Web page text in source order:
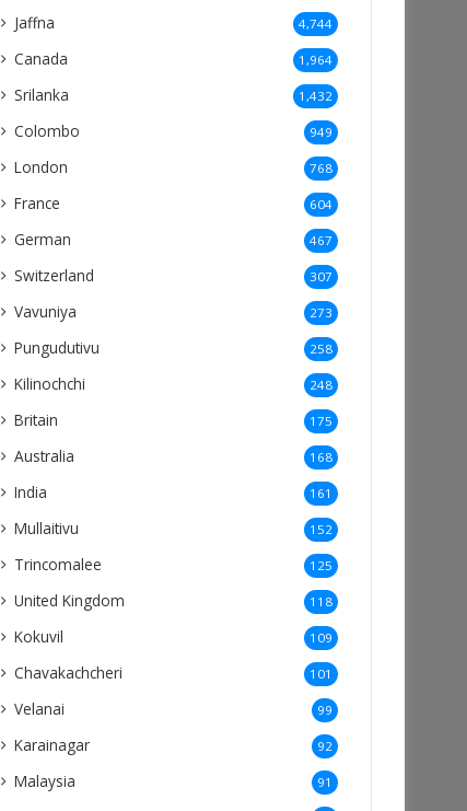
Jaffna 4,744
Canada 1,964
Srilanka 1,432
Colombo 949
London 768
France 604
German 467
Switzerland 307
Vavuniya 273
Pungudutivu 258
Kilinochchi 248
Britain 175
Australia 168
India 161
Mullaitivu 152
Trincomalee 125
United Kingdom 118
Kokuvil 109
Chavakachcheri 101
Velanai 99
Karainagar 92
Malaysia 91